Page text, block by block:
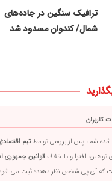
ترافیک سنگین در جاده‌های
شمال/ کندوان مسدود شد
کاربران
شده شما، پس از بررسی توسط تیم
افترا و یا خلاف قوانین جمهوری
که آی پی شخص نظر دهنده ثبت می